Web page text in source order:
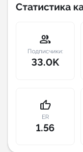
New
Аналитика
Статистика
group
Подписчики:
33.0K
thumb_up
ER
1.56